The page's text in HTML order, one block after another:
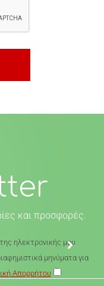
και προσφορές.
ηλεκτρονικής μου
μηνύματα για
Απορρήτου